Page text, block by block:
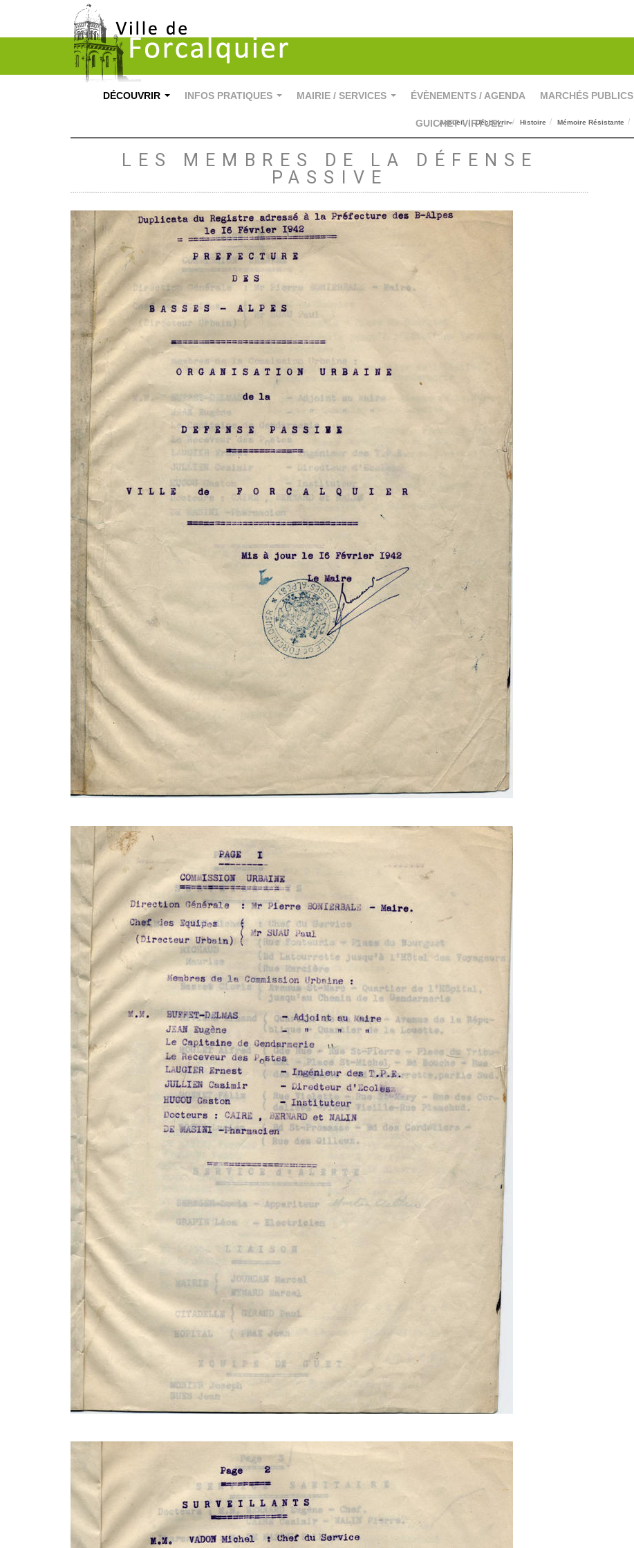
Accueil Découvrir Histoire Mémoire Résistante
LES MEMBRES DE LA DÉFENSE
PASSIVE
DÉCOUVRIR INFOS PRATIQUES MAIRIE / SERVICES ÉVÈNEMENTS / AGENDA MARCHÉS PUBLICS
GUICHET VIRTUEL